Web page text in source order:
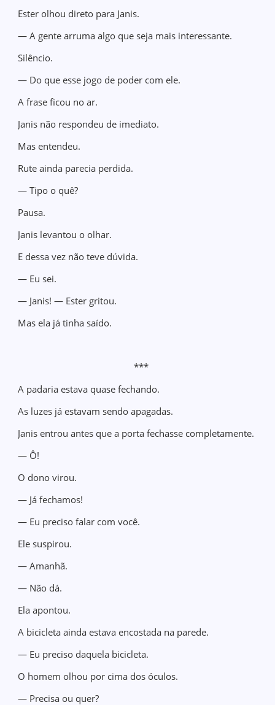
Ester olhou direto para Janis.
— A gente arruma algo que seja mais interessante.
Silêncio.
— Do que esse jogo de poder com ele.
A frase ficou no ar.
Janis não respondeu de imediato.
Mas entendeu.
Rute ainda parecia perdida.
— Tipo o quê?
Pausa.
Janis levantou o olhar.
E dessa vez não teve dúvida.
— Eu sei.
— Janis! — Ester gritou.
Mas ela já tinha saído.
***
A padaria estava quase fechando.
As luzes já estavam sendo apagadas.
Janis entrou antes que a porta fechasse completamente.
— Ô!
O dono virou.
— Já fechamos!
— Eu preciso falar com você.
Ele suspirou.
— Amanhã.
— Não dá.
Ela apontou.
A bicicleta ainda estava encostada na parede.
— Eu preciso daquela bicicleta.
O homem olhou por cima dos óculos.
— Precisa ou quer?